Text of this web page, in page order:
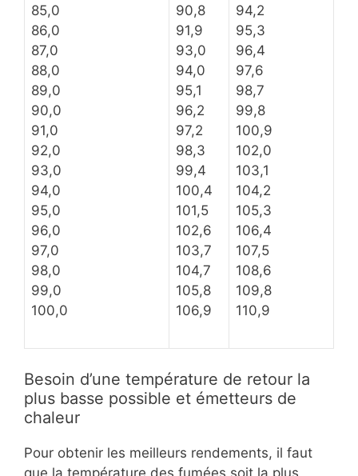
85,0
86,0
87,0
88,0
89,0
90,0
91,0
92,0
93,0
94,0
95,0
96,0
97,0
98,0
99,0
100,0
90,8
91,9
93,0
94,0
95,1
96,2
97,2
98,3
99,4
100,4
101,5
102,6
103,7
104,7
105,8
106,9
94,2
95,3
96,4
97,6
98,7
99,8
100,9
102,0
103,1
104,2
105,3
106,4
107,5
108,6
109,8
110,9
Besoin d’une température de retour la
plus basse possible et émetteurs de
chaleur
Pour obtenir les meilleurs rendements, il faut
que la température des fumées soit la plus